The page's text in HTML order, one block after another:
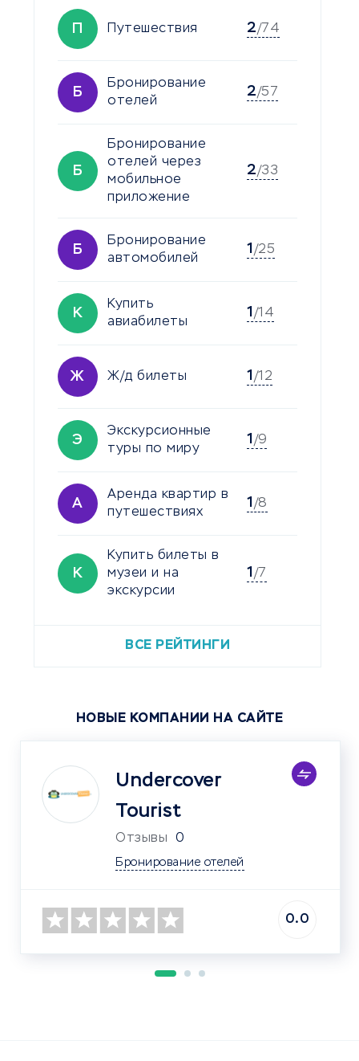
П Путешествия 2/74
Б
Бронирование
отелей
2/57
Б
Бронирование
отелей через
мобильное
приложение
2/33
Б
Бронирование
автомобилей
1 /25
К
Купить
авиабилеты
1 /14
Ж Ж/д билеты 1 /12
Э
Экскурсионные
туры по миру
1 /9
А
Аренда квартир в
путешествиях
1 /8
К
Купить билеты в
музеи и на
экскурсии
1 /7
ВСЕ РЕЙТИНГИ
НОВЫЕ КОМПАНИИ НА САЙТЕ
Undercover
Tourist
Отзывы 0
Бронирование отелей
0.0